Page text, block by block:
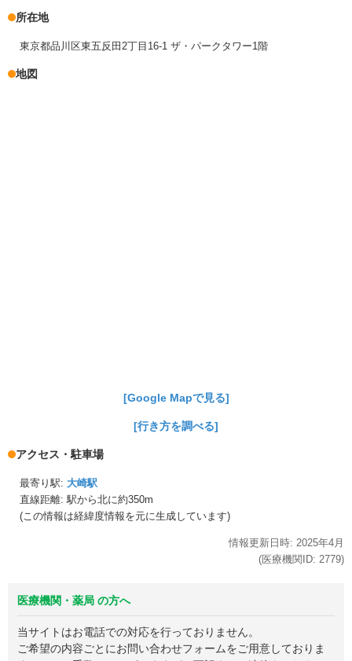
所在地
東京都品川区東五反田2丁目16-1 ザ・パークタワー1階
地図
[Google Mapで見る]
[行き方を調べる]
アクセス・駐車場
最寄り駅: 大崎駅
直線距離: 駅から北に約350m
(この情報は経緯度情報を元に生成しています)
情報更新日時: 2025年4月
(医療機関ID: 2779)
医療機関・薬局 の方へ
当サイトはお電話での対応を行っておりません。
ご希望の内容ごとにお問い合わせフォームをご用意しておりま